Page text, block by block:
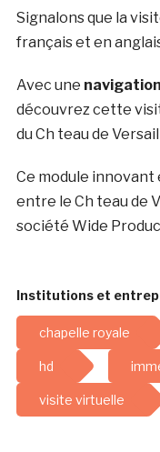
Signalons que la
français et en
Avec une
découvrez cette
du Ch teau de
Ce module innovant
entre le Ch teau de
société Wide
Institutions et
chapelle royale
hd
visite virtuelle